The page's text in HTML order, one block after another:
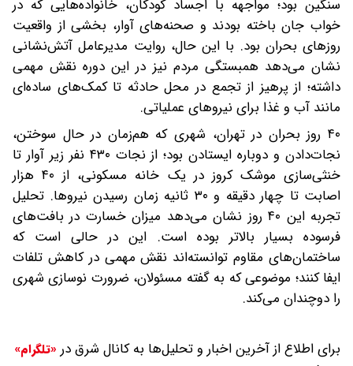
سنگین بود؛ مواجهه با اجساد کودکان، خانواده‌هایی که در
خواب جان باخته بودند و صحنه‌های آوار، بخشی از واقعیت
روزهای بحران بود. با این حال، روایت مدیرعامل آتش‌نشانی
نشان می‌دهد همبستگی مردم نیز در این دوره نقش مهمی
داشته؛ از پرهیز از تجمع در محل حادثه تا کمک‌های ساده‌ای
مانند آب و غذا برای نیروهای عملیاتی.
۴۰ روز بحران در تهران، شهری که هم‌زمان در حال سوختن،
نجات‌دادن و دوباره ایستادن بود؛ از نجات ۴۳۰ نفر زیر آوار تا
خنثی‌سازی موشک کروز در یک خانه مسکونی، از ۴۰ هزار
اصابت تا چهار دقیقه و ۳۰ ثانیه زمان رسیدن نیروها. تحلیل
تجربه این ۴۰ روز نشان می‌دهد میزان خسارت در بافت‌های
فرسوده بسیار بالاتر بوده است. این در حالی است که
ساختمان‌های مقاوم توانسته‌اند نقش مهمی در کاهش تلفات
ایفا کنند؛ موضوعی که به گفته مسئولان، ضرورت نوسازی شهری
را دوچندان می‌کند.
برای اطلاع از آخرین اخبار و تحلیل‌ها به کانال شرق در «تلگرام»